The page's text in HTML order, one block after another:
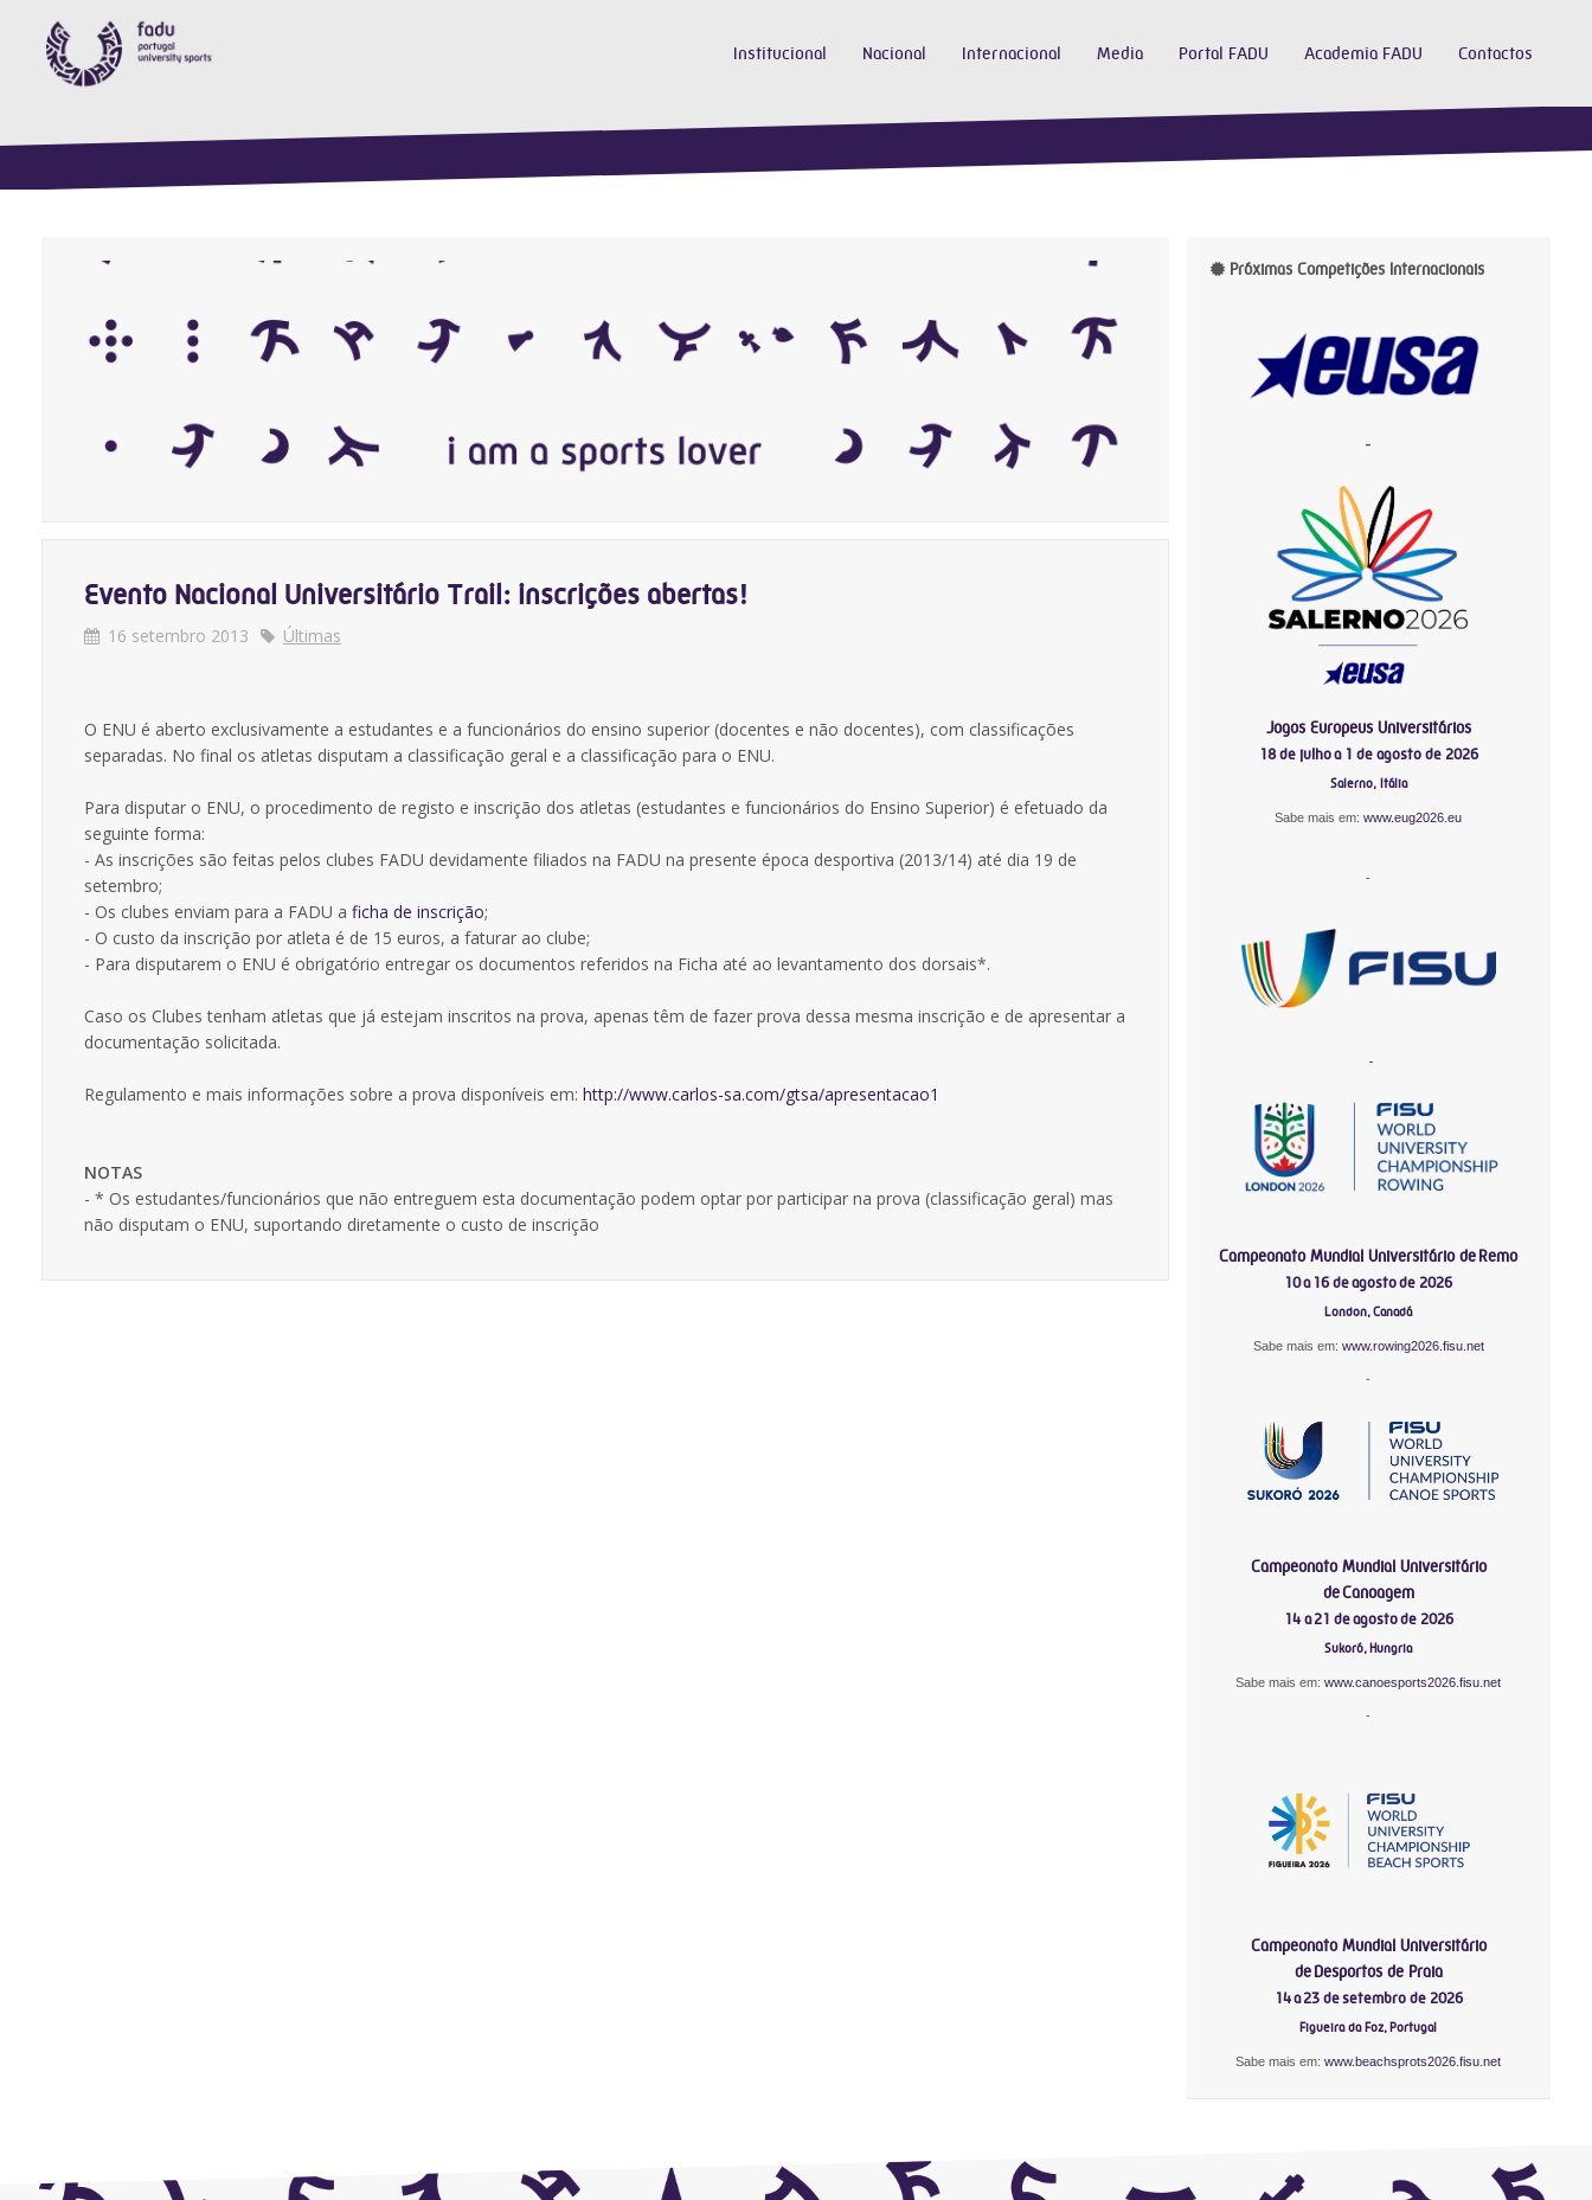
Institucional Nacional Internacional Media Portal FADU Academia FADU Contactos
Evento Nacional Universitário Trail: inscrições abertas!
16 setembro 2013 Últimas
O ENU é aberto exclusivamente a estudantes e a funcionários do ensino superior (docentes e não docentes), com classificações
separadas. No final os atletas disputam a classificação geral e a classificação para o ENU.
Para disputar o ENU, o procedimento de registo e inscrição dos atletas (estudantes e funcionários do Ensino Superior) é efetuado da
seguinte forma:
- As inscrições são feitas pelos clubes FADU devidamente filiados na FADU na presente época desportiva (2013/14) até dia 19 de
setembro;
- Os clubes enviam para a FADU a ficha de inscrição;
- O custo da inscrição por atleta é de 15 euros, a faturar ao clube;
- Para disputarem o ENU é obrigatório entregar os documentos referidos na Ficha até ao levantamento dos dorsais*.
Caso os Clubes tenham atletas que já estejam inscritos na prova, apenas têm de fazer prova dessa mesma inscrição e de apresentar a
documentação solicitada.
Regulamento e mais informações sobre a prova disponíveis em: http://www.carlos-sa.com/gtsa/apresentacao1
NOTAS
- * Os estudantes/funcionários que não entreguem esta documentação podem optar por participar na prova (classificação geral) mas
não disputam o ENU, suportando diretamente o custo de inscrição
Próximas Competições Internacionais
-
Jogos Europeus Universitários
18 de julho a 1 de agosto de 2026
Salerno, Itália
Sabe mais em:www.eug2026.eu
-
-
Campeonato Mundial Universitário de Remo
10 a 16 de agosto de 2026
London, Canadá
Sabe mais em: www.rowing2026.fisu.net
-
Campeonato Mundial Universitário
de Canoagem
14 a 21 de agosto de 2026
Sukoró, Hungria
Sabe mais em:www.canoesports2026.fisu.net
-
Campeonato Mundial Universitário
de Desportos de Praia
14 a 23 de setembro de 2026
Figueira da Foz, Portugal
Sabe mais em:www.beachsprots2026.fisu.net